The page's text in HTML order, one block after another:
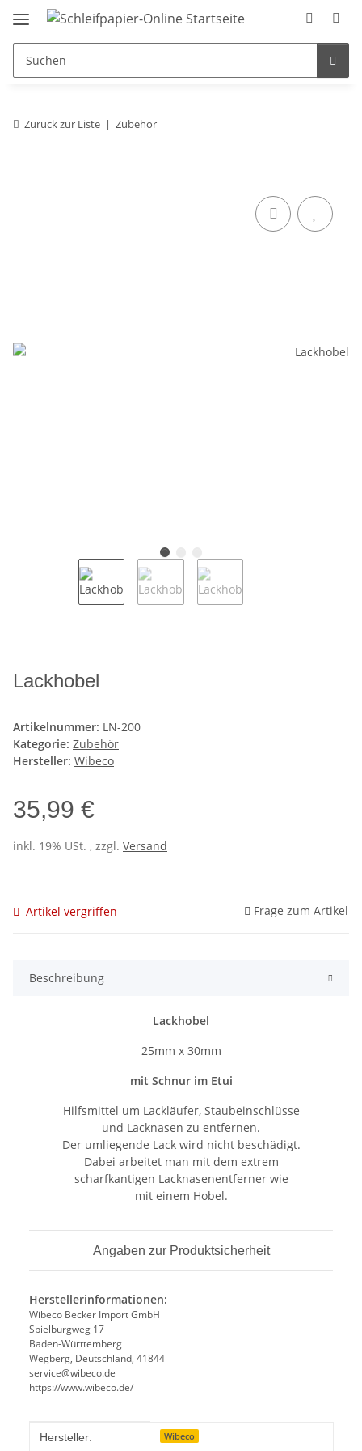
Zurück zur Liste Zubehör
Lackhobel
Artikelnummer: LN-200
Kategorie: Zubehör
Hersteller: Wibeco
35,99 €
inkl. 19% USt. , zzgl. Versand
Artikel vergriffen Frage zum Artikel
Beschreibung
Lackhobel
25mm x 30mm
mit Schnur im Etui
Hilfsmittel um Lackläufer, Staubeinschlüsse
und Lacknasen zu entfernen.
Der umliegende Lack wird nicht beschädigt.
Dabei arbeitet man mit dem extrem
scharfkantigen Lacknasenentferner wie
mit einem Hobel.
Angaben zur Produktsicherheit
Herstellerinformationen:
Wibeco Becker Import GmbH
Spielburgweg 17
Baden-Württemberg
Wegberg, Deutschland, 41844
service@wibeco.de
https://www.wibeco.de/
Produkteigenschaft
Wert
Hersteller: Wibeco